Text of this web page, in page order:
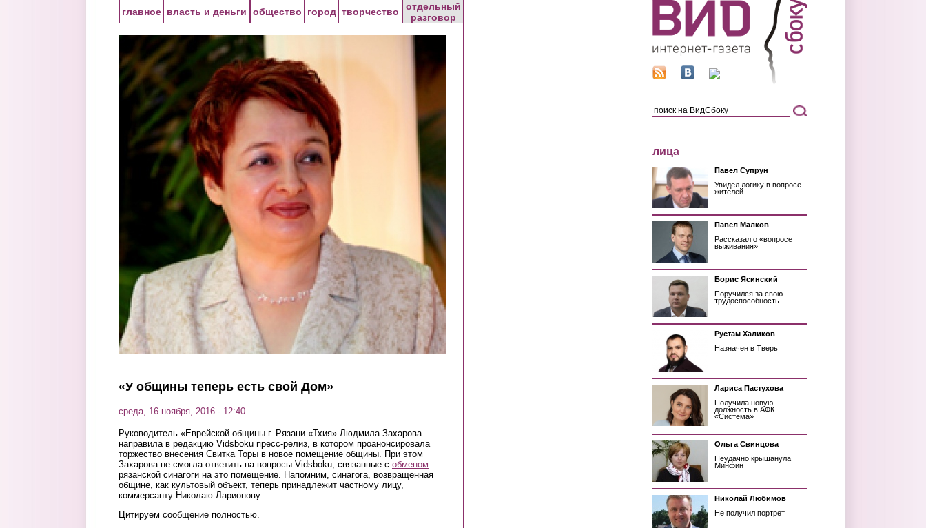
главное власть и деньги общество город творчество
отдельный
разговор
«У общины теперь есть свой Дом»
среда, 16 ноября, 2016 - 12:40
Руководитель «Еврейской общины г. Рязани «Тхия» Людмила Захарова
направила в редакцию Vidsboku пресс-релиз, в котором проанонсировала
торжество внесения Свитка Торы в новое помещение общины. При этом
Захарова не смогла ответить на вопросы Vidsboku, связанные с обменом
рязанской синагоги на это помещение. Напомним, синагога, возвращенная
общине, как культовый объект, теперь принадлежит частному лицу,
коммерсанту Николаю Ларионову.
Цитируем сообщение полностью.
лица
Павел Супрун
Увидел логику в вопросе
жителей
Павел Малков
Рассказал о «вопросе
выживания»
Борис Ясинский
Поручился за свою
трудоспособность
Рустам Халиков
Назначен в Тверь
Лариса Пастухова
Получила новую
должность в АФК
«Система»
Ольга Свинцова
Неудачно крышанула
Минфин
Николай Любимов
Не получил портрет